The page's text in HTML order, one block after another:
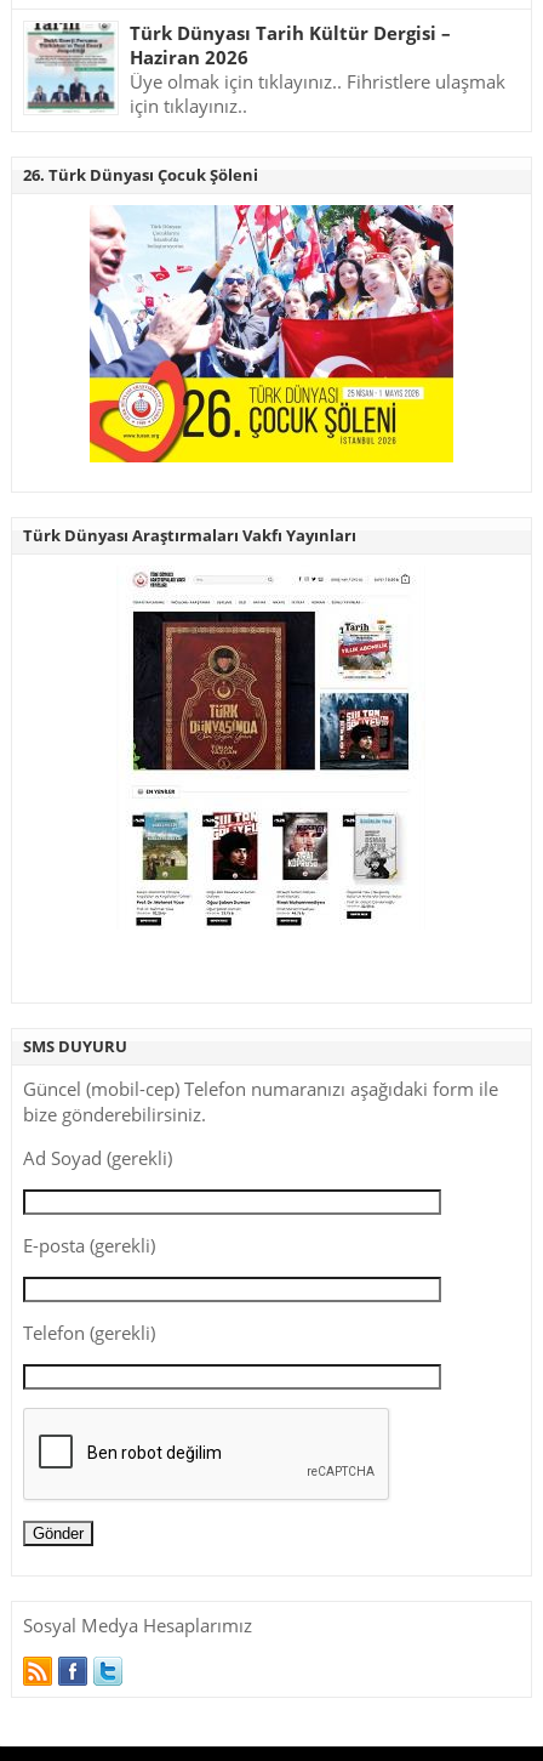
Türk Dünyası Tarih Kültür Dergisi –
Haziran 2026
Üye olmak için tıklayınız.. Fihristlere ulaşmak
için tıklayınız..
26. Türk Dünyası Çocuk Şöleni
Türk Dünyası Araştırmaları Vakfı Yayınları
SMS DUYURU
Güncel (mobil-cep) Telefon numaranızı aşağıdaki form ile
bize gönderebilirsiniz.
Ad Soyad (gerekli)
E-posta (gerekli)
Telefon (gerekli)
Sosyal Medya Hesaplarımız